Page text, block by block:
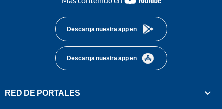
Descarga nuestra app en
Descarga nuestra app en
RED DE PORTALES